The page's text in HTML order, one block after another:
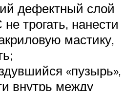
дефектный слой
трогать, нанести
мастику,
«пузырь»,
внутрь между